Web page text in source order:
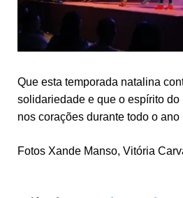
Que esta temporada natalina
solidariedade e que o espírito
nos corações durante todo o
Fotos Xande Manso, Vitória